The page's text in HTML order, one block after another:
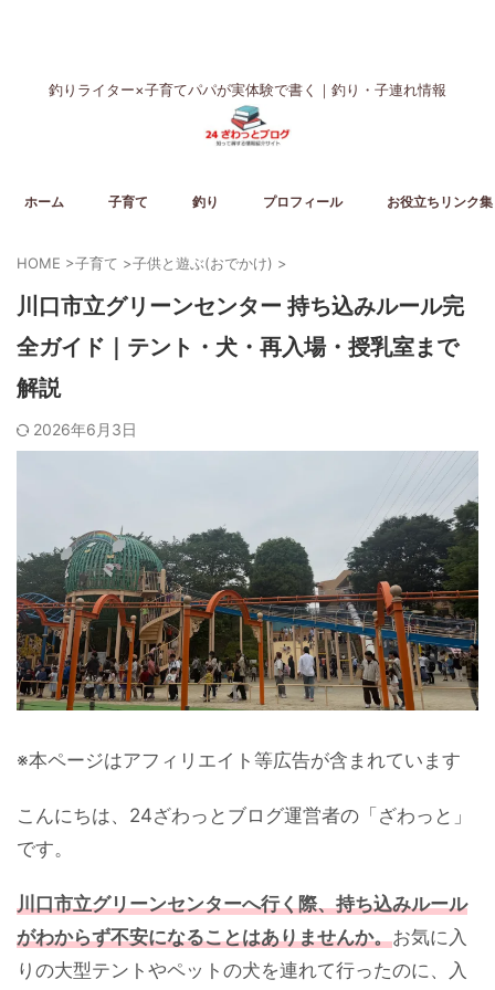
釣りライター×子育てパパが実体験で書く｜釣り・子連れ情報
ホーム 子育て 釣り プロフィール お役立ちリンク集
HOME >子育て >子供と遊ぶ(おでかけ) >
川口市立グリーンセンター 持ち込みルール完
全ガイド｜テント・犬・再入場・授乳室まで
解説
2026年6月3日
※本ページはアフィリエイト等広告が含まれています
こんにちは、24ざわっとブログ運営者の「ざわっと」
です。
川口市立グリーンセンターへ行く際、持ち込みルール
がわからず不安になることはありませんか。お気に入
りの大型テントやペットの犬を連れて行ったのに、入